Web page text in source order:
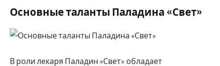
Основные таланты Паладина «Свет»
В роли лекаря Паладин «Свет» обладает